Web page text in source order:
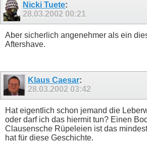
Nicki Tuete:
28.03.2002 00:21
Aber sicherlich angenehmer als ein
Aftershave.
Klaus Caesar:
28.03.2002 03:42
Hat eigentlich schon jemand die
oder darf ich das hiermit tun? Einen
Clausensche Rüpeleien ist das
hat für diese Geschichte.